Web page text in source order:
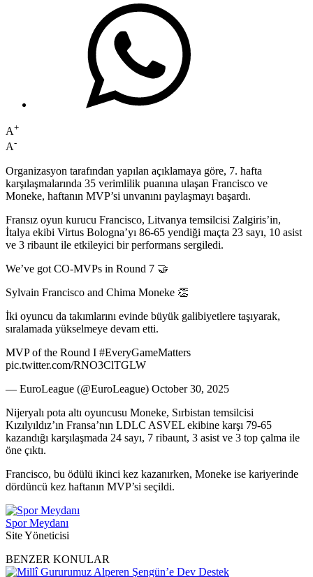
A+
A-
Organizasyon tarafından yapılan açıklamaya göre, 7. hafta
karşılaşmalarında 35 verimlilik puanına ulaşan Francisco ve
Moneke, haftanın MVP’si unvanını paylaşmayı başardı.
Fransız oyun kurucu Francisco, Litvanya temsilcisi Zalgiris’in,
İtalya ekibi Virtus Bologna’yı 86-65 yendiği maçta 23 sayı, 10 asist
ve 3 ribaunt ile etkileyici bir performans sergiledi.
We’ve got CO-MVPs in Round 7 🤝
Sylvain Francisco and Chima Moneke 👏
İki oyuncu da takımlarını evinde büyük galibiyetlere taşıyarak,
sıralamada yükselmeye devam etti.
MVP of the Round I #EveryGameMatters
pic.twitter.com/RNO3ClTGLW
— EuroLeague (@EuroLeague) October 30, 2025
Nijeryalı pota altı oyuncusu Moneke, Sırbistan temsilcisi
Kızılyıldız’ın Fransa’nın LDLC ASVEL ekibine karşı 79-65
kazandığı karşılaşmada 24 sayı, 7 ribaunt, 3 asist ve 3 top çalma ile
öne çıktı.
Francisco, bu ödülü ikinci kez kazanırken, Moneke ise kariyerinde
dördüncü kez haftanın MVP’si seçildi.
Spor Meydanı
Site Yöneticisi
BENZER KONULAR